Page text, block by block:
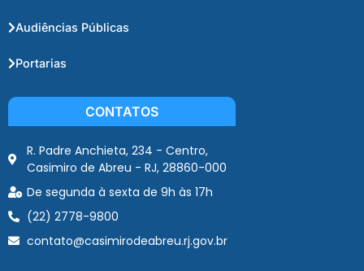
Audiências Públicas
Portarias
CONTATOS
R. Padre Anchieta, 234 - Centro,
Casimiro de Abreu - RJ, 28860-000
De segunda à sexta de 9h às 17h
(22) 2778-9800
contato@casimirodeabreu.rj.gov.br